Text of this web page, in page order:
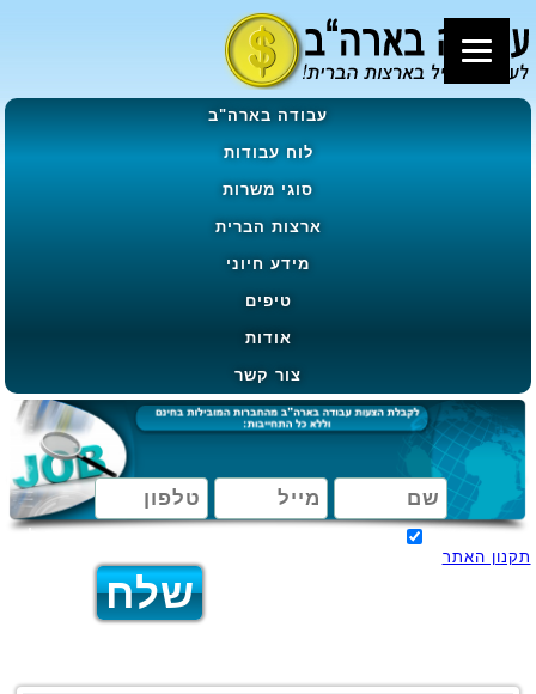
עבודה בארה"ב
לוח עבודות
סוגי משרות
ארצות הברית
מידע חיוני
טיפים
אודות
צור קשר
תקנון האתר